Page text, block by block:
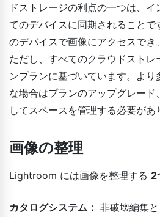
ドストレージの利点の一つは、
てのデバイスに同期されることで
のデバイスで画像にアクセスでき
ただし、すべてのクラウドストレ
ンプランに基づいています。よ
な場合はプランのアップグレー
してスペースを管理する必要があ
画像の整理
Lightroom には画像を整理する 2
カタログシステム： 非破壊編集